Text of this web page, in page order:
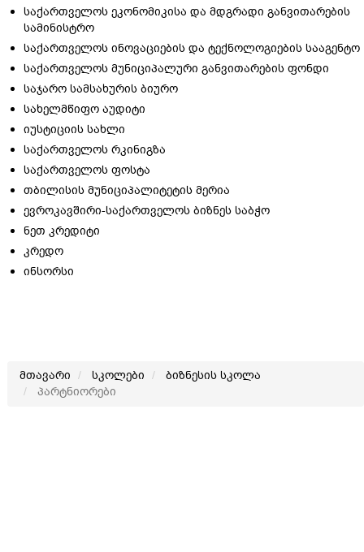
საქართველოს ეკონომიკისა და მდგრადი განვითარების
სამინისტრო
საქართველოს ინოვაციების და ტექნოლოგიების სააგენტო
საქართველოს მუნიციპალური განვითარების ფონდი
საჯარო სამსახურის ბიურო
სახელმწიფო აუდიტი
იუსტიციის სახლი
საქართველოს რკინიგზა
საქართველოს ფოსტა
თბილისის მუნიციპალიტეტის მერია
ევროკავშირი-საქართველოს ბიზნეს საბჭო
ნეთ კრედიტი
კრედო
ინსორსი
მთავარი სკოლები
ბიზნესის სკოლა
პარტნიორები